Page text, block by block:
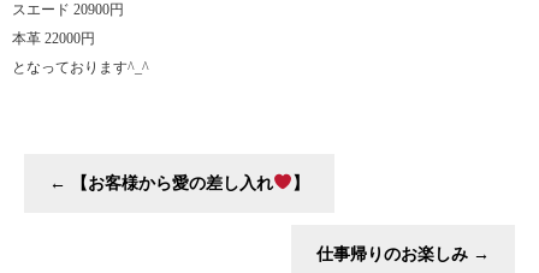
スエード 20900円
本革 22000円
となっております^_^
← 【お客様から愛の差し入れ 】
仕事帰りのお楽しみ →